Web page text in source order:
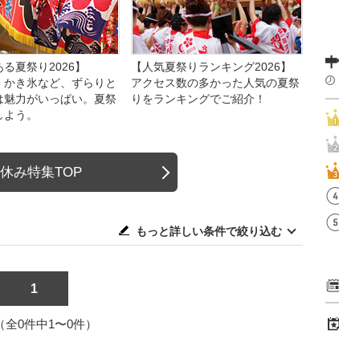
夏祭り2026】
かき氷など、ずらりと
魅力がいっぱい。夏祭
う。
【人気夏祭りランキング2026】
アクセス数の多かった人気の夏祭
りをランキングでご紹介！
み特集TOP
もっと詳しい条件で絞り込む
1
全0件中1〜0件）